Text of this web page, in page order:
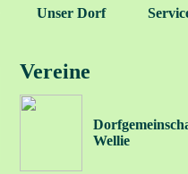
Unser Dorf
Vereine
Wellie